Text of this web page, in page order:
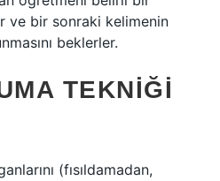
ve bir sonraki kelimenin
beklerler.
TEKNIĞI
(fısıldamadan,